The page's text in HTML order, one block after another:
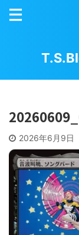
2026年6月9日